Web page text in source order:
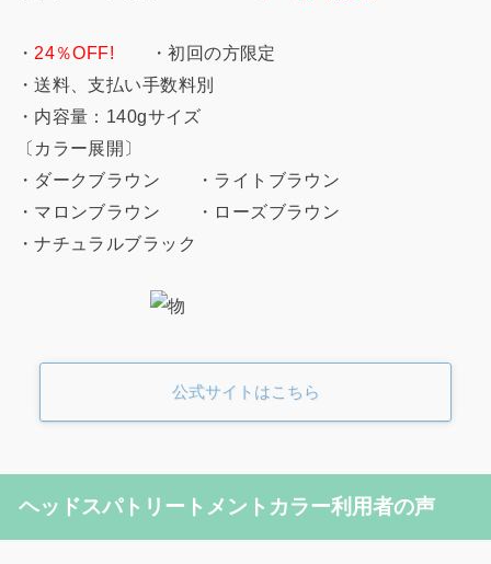
・ 24％OFF! ・初回の方限定
・送料、支払い手数料別
・内容量：140gサイズ
〔カラー展開〕
・ダークブラウン ・ライトブラウン
・マロンブラウン ・ローズブラウン
・ナチュラルブラック
公式サイトはこちら
ヘッドスパトリートメントカラー利用者の声